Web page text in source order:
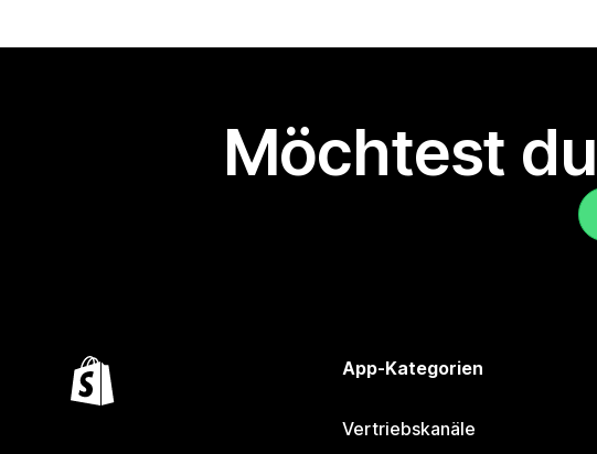
Möchtest
App-Kategorien
Vertriebskanäle